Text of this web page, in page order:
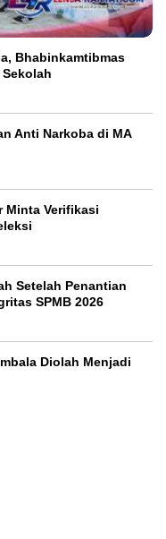
Bhabinkamtibmas
Anti Narkoba di MA
Minta Verifikasi
Setelah Penantian
SPMB 2026
Diolah Menjadi